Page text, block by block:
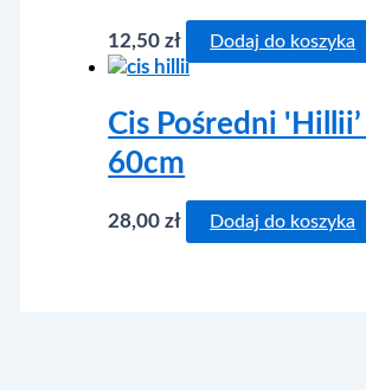
12,50zł Dodaj do koszyka
Cis Pośredni
60cm
28,00zł Dodaj do koszyka